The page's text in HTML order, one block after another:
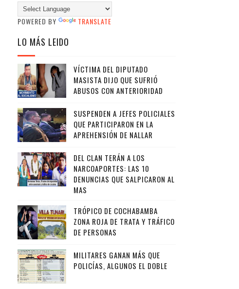
POWERED BY TRANSLATE
LO MÁS LEIDO
VÍCTIMA DEL DIPUTADO
MASISTA DIJO QUE SUFRIÓ
ABUSOS CON ANTERIORIDAD
SUSPENDEN A JEFES POLICIALES
QUE PARTICIPARON EN LA
APREHENSIÓN DE NALLAR
DEL CLAN TERÁN A LOS
NARCOAPORTES: LAS 10
DENUNCIAS QUE SALPICARON AL
MAS
TRÓPICO DE COCHABAMBA
ZONA ROJA DE TRATA Y TRÁFICO
DE PERSONAS
MILITARES GANAN MÁS QUE
POLICÍAS, ALGUNOS EL DOBLE